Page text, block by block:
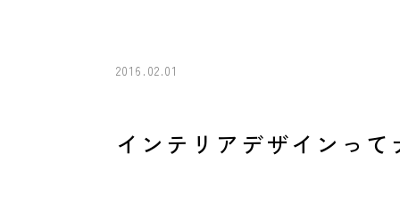
2016.02.01
インテリアデザインって